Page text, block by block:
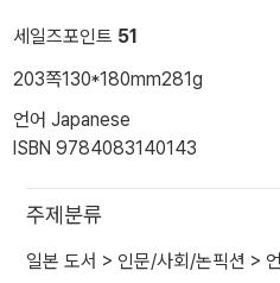
세일즈포인트 51
203쪽130*180mm281g
언어 Japanese
ISBN 9784083140143
주제분류
일본 도서 > 인문/사회/논픽션 >